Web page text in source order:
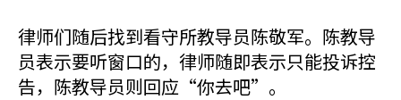
律师们随后找到看守所教导员陈敬军。陈教导
员表示要听窗口的，律师随即表示只能投诉控
告，陈教导员则回应“你去吧”。